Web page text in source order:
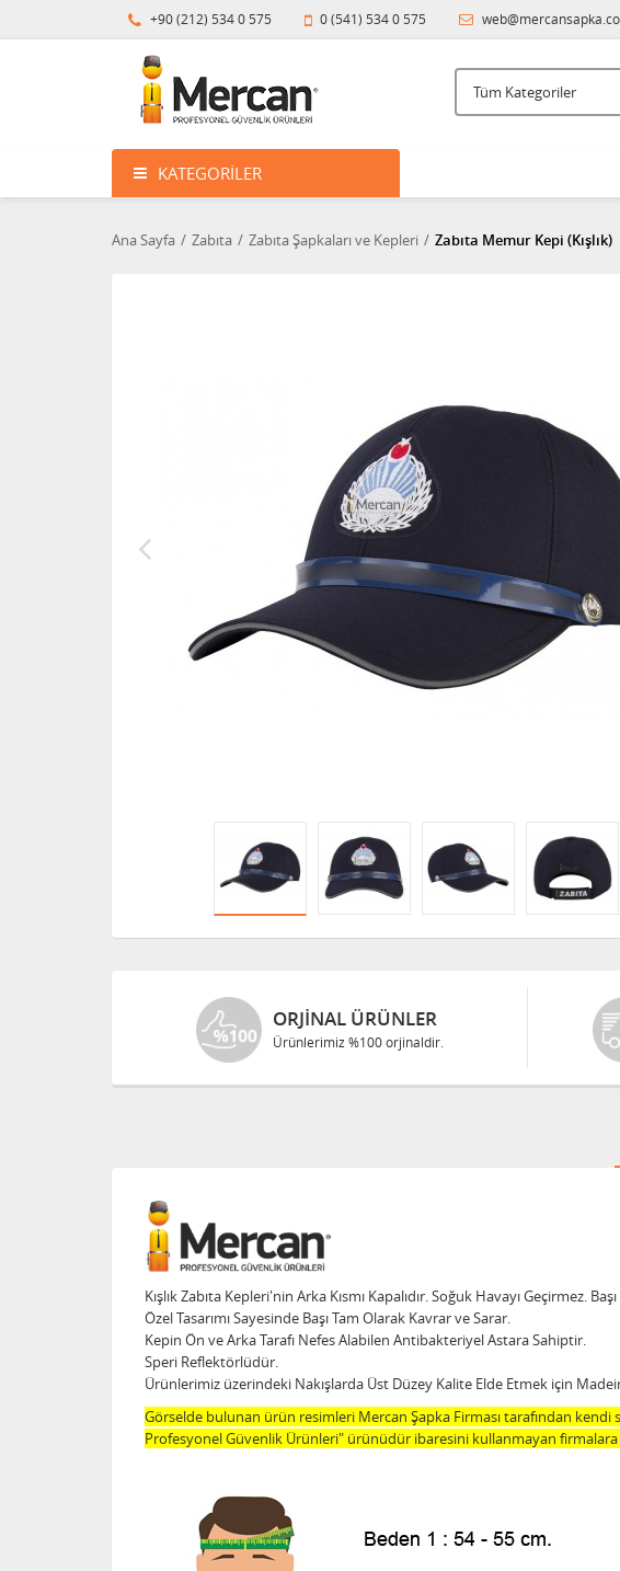
+90 (212) 534 0 575 0 (541) 534 0 575
KATEGORILER
Ana Sayfa Zabıta Zabıta Şapkaları ve Kepleri Zabıta Memur Kepi (Kışlık)
ORJINAL ÜRÜNLER
Ürünlerimiz %100 orjinaldir.
Kışlık Zabıta Kepleri'nin Arka Kısmı Kapalıdır. Soğuk Havayı Geçirmez.
Özel Tasarımı Sayesinde Başı Tam Olarak Kavrar ve Sarar.
Kepin Ön ve Arka Tarafı Nefes Alabilen Antibakteriyel Astara Sahiptir.
Speri Reflektörlüdür.
Ürünlerimiz üzerindeki Nakışlarda Üst Düzey Kalite Elde Etmek için
Görselde bulunan ürün resimleri Mercan Şapka Firması tarafından
Profesyonel Güvenlik Ürünleri" ürünüdür ibaresini kullanmayan firmalara